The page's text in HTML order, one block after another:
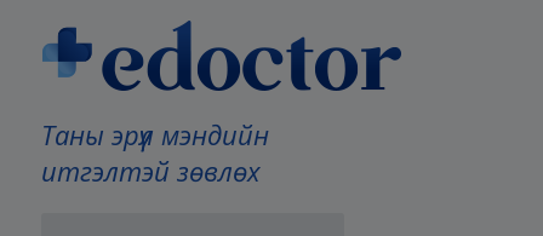
Таны эрүүл мэндийн
итгэлтэй зөвлөх